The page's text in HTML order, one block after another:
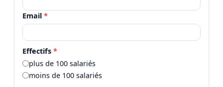
Email *
Effectifs *
plus de 100 salariés
moins de 100 salariés